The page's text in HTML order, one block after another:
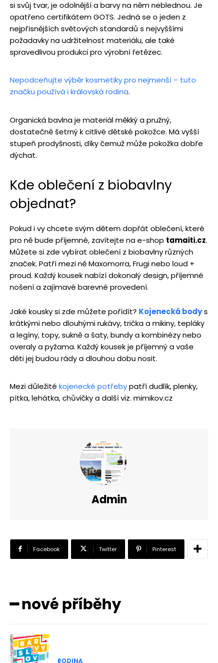
si svůj tvar, je odolnější a barvy na něm neblednou. Je
opatřeno certifikátem GOTS. Jedná se o jeden z
nejpřísnějších světových standardů s nejvyššími
požadavky na udržitelnost materiálu, ale také
spravedlivou produkci pro výrobní řetězec.
Nepodceňujte výběr kosmetiky pro nejmenší – tuto
značku používá i královská rodina.
Organická bavlna je materiál měkký a pružný,
dostatečně šetrný k citlivé dětské pokožce. Má vyšší
stupeň prodyšnosti, díky čemuž může pokožka dobře
dýchat.
Kde oblečení z biobavlny
objednat?
Pokud i vy chcete svým dětem dopřát oblečení, které
pro ně bude příjemné, zavítejte na e-shop tamaiti.cz.
Můžete si zde vybírat oblečení z biobavlny různých
značek. Patří mezi ně Maxomorra, Frugi nebo loud +
proud. Každý kousek nabízí dokonalý design, příjemné
nošení a zajímavé barevné provedení.
Jaké kousky si zde můžete pořídít? Kojenecká bodys
krátkými nebo dlouhými rukávy, trička a mikiny, tepláky
a legíny, topy, sukně a šaty, bundy a kombinézy nebo
overaly a pyžama. Každý kousek je příjemný a vaše
děti jej budou rády a dlouhou dobu nosit.
Mezi důležité kojenecké potřebypatří dudlík, plenky,
pítka, lehátka, chůvičky a další viz. mimikov.cz
Admin
Facebook Twitter Pinterest
━ nové příběhy
RODINA